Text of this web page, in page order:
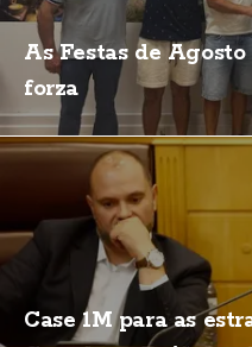
As Festas de
forza
Case 1M para as